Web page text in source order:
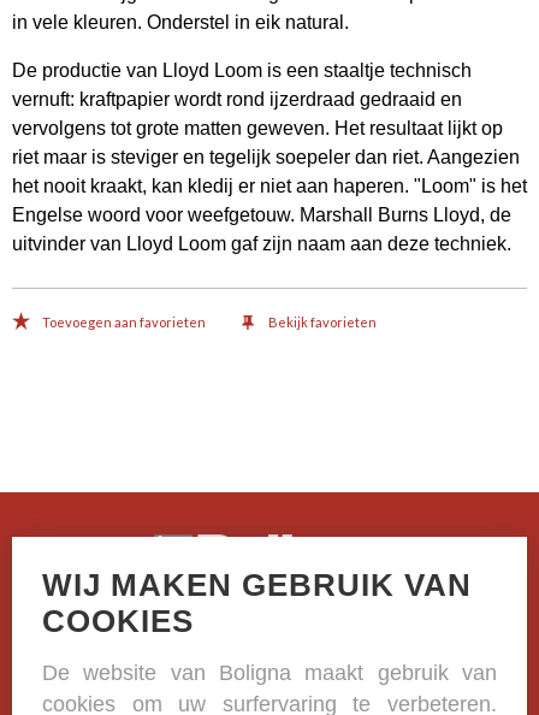
in vele kleuren. Onderstel in eik natural.
De productie van Lloyd Loom is een staaltje technisch
vernuft: kraftpapier wordt rond ijzerdraad gedraaid en
vervolgens tot grote matten geweven. Het resultaat lijkt op
riet maar is steviger en tegelijk soepeler dan riet. Aangezien
het nooit kraakt, kan kledij er niet aan haperen. "Loom" is het
Engelse woord voor weefgetouw. Marshall Burns Lloyd, de
uitvinder van Lloyd Loom gaf zijn naam aan deze techniek.
Toevoegen aan favorieten Bekijk favorieten
+32 (0)57 33 38 81
WIJ MAKEN GEBRUIK VAN
COOKIES
De website van Boligna maakt gebruik van
cookies om uw surfervaring te verbeteren.